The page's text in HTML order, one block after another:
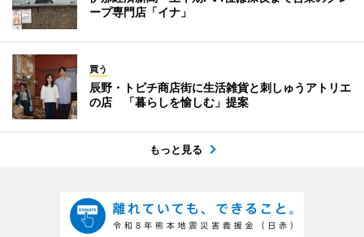
ープ専門店「イナ」
買う
辰野・トビチ商店街に生活雑貨と刺しゅうアトリエ
の店 「暮らしを愉しむ」提案
もっと見る